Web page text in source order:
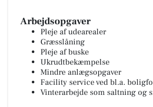
Arbejdsopgaver
Pleje af udearealer
Græsslåning
Pleje af buske
Ukrudtbekæmpelse
Mindre anlægsopgaver
Facility service ved bl.a.
Vinterarbejde som saltning og